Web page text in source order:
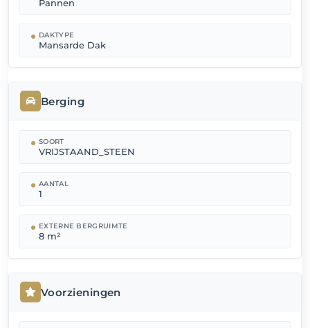
Pannen
DAKTYPE
Mansarde Dak
Berging
SOORT
VRIJSTAAND_STEEN
AANTAL
1
EXTERNE BERGRUIMTE
8 m²
Voorzieningen